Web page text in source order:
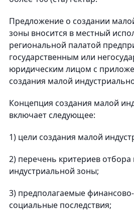
Предложение о создании
зоны вносится в местный
региональной палатой
государственным или
юридическим лицом с
создания малой
Концепция создания малой
включает следующее:
1) цели создания малой
2) перечень критериев
индустриальной зоны;
3) предполагаемые
социальные последствия;